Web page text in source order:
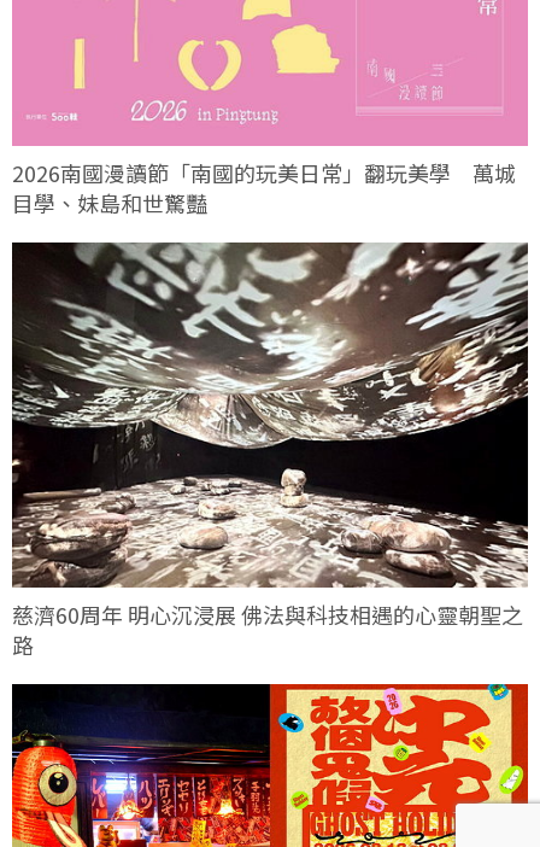
2026南國漫讀節「南國的玩美日常」翻玩美學 萬城
目學、妹島和世驚豔
慈濟60周年 明心沉浸展 佛法與科技相遇的心靈朝聖之
路